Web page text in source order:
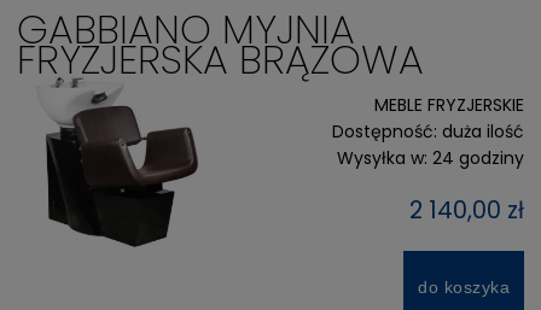
GABBIANO MYJNIA
FRYZJERSKA BRĄZOWA
MEBLE FRYZJERSKIE
Dostępność: duża ilość
Wysyłka w: 24 godziny
2 140,00 zł
do koszyka